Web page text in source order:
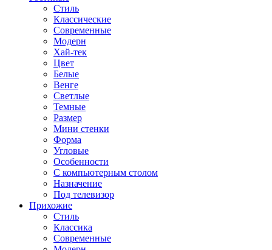
Стиль
Классические
Современные
Модерн
Хай-тек
Цвет
Белые
Венге
Светлые
Темные
Размер
Мини стенки
Форма
Угловые
Особенности
С компьютерным столом
Назначение
Под телевизор
Прихожие
Стиль
Классика
Современные